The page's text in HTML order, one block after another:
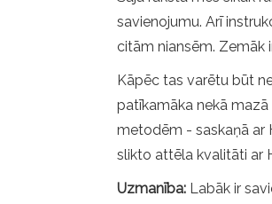
savienojumu. Arī
citām niansēm. Zemāk
Kāpēc tas varētu būt
patīkamāka nekā
metodēm - saskaņā ar
slikto attēla kvalitāti ar
Uzmanība: Labāk ir